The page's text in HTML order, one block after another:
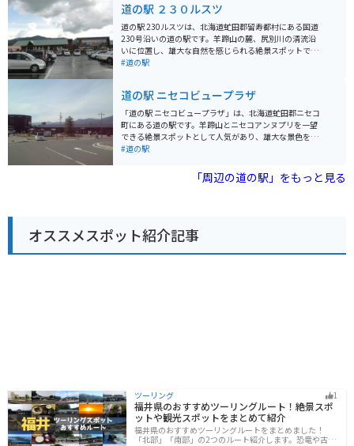
ップなどもあり、ドライブの休憩スポットとしても最適
です。 特に、地元産の野菜をふんだんに使った料理や、
羊蹄山麓の湧き水を使用したコーヒーはおすすめです。
バイクで訪れる場合、駐車場は広く、休憩スペースもあ
るので安心です。 羊蹄山の絶景を眺めながら、色鮮やか
広大な花畑 * 羊蹄山の絶景 * 地元産の食材を使った料理
や特産品 * バイク駐車場あり
道の駅 ２３０ルスツ
道の駅 230ルスツは、北海道虻田郡留寿都村にある国道
230号沿いの道の駅です。羊蹄山の麓、尻別川の清流沿
いに位置し、雄大な自然を感じられる絶景スポットで
す。 施設内には、地元の新鮮な野菜や特産品を販売する
スが有名なので、ぜひ味わってみてください。また、ル
スツリゾートが近くにあり、ウィンタースポーツや遊園
地を楽しむことができます。 バイクで訪れる際は、駐車
場も広く停めやすいので安心です。羊蹄山を眺めながら
のツーリングは最高です。周辺には、支笏洞爺国立公園
#道の駅
道の駅 ニセコビュープラザ
「道の駅 ニセコビュープラザ」は、北海道虻田郡ニセコ
町にある道の駅です。羊蹄山とニセコアンヌプリを一望
できる絶景スポットとして人気があり、雄大な景色をバ
ックに記念撮影を楽しむことができます。 施設内には、
辺の観光情報を提供する案内所があります。 特に、地元
産の新鮮な野菜や果物は人気が高く、季節の味覚を味わ
羊蹄山とニセコアンヌプリを眺めることができるのでお
すすめです。周辺には、ニセコパノラマラインなど、景
色が良い道が多いので、ツーリングにも最適です。
#道の駅
「周辺の道の駅」をもっと見る
オススメスポット紹介記事
ツーリング 1
福井県のおすすめツーリングルート！絶景スポ
ットや観光スポットをまとめて紹介
福井県のおすすめツーリングルートをまとめました！
「北部」「南部」の2つのルート紹介します。恐竜や古代